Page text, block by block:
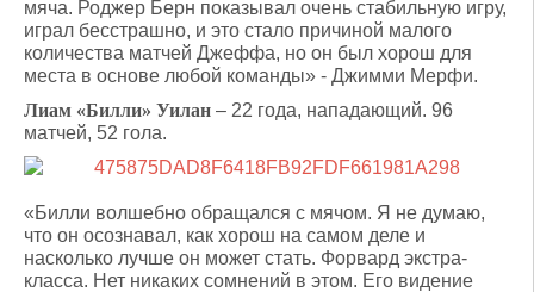
мяча. Роджер Берн показывал очень стабильную игру,
играл бесстрашно, и это стало причиной малого
количества матчей Джеффа, но он был хорош для
места в основе любой команды» - Джимми Мерфи.
Лиам «Билли» Уилан – 22 года, нападающий. 96
матчей, 52 гола.
«Билли волшебно обращался с мячом. Я не думаю,
что он осознавал, как хорош на самом деле и
насколько лучше он может стать. Форвард экстра-
класса. Нет никаких сомнений в этом. Его видение